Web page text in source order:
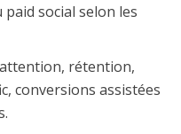
social selon les
rétention,
conversions assistées